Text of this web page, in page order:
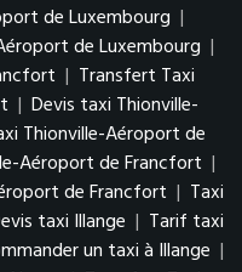
de Luxembourg |
de Luxembourg |
| Transfert Taxi
| Devis taxi Thionville-
Thionville-Aéroport de
Aéroport de Francfort |
de Francfort | Taxi
taxi Illange | Tarif taxi
un taxi à Illange |